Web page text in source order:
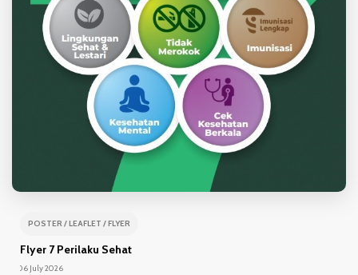
POSTER / LEAFLET / FLYER
Flyer 7 Perilaku Sehat
06 July 2026